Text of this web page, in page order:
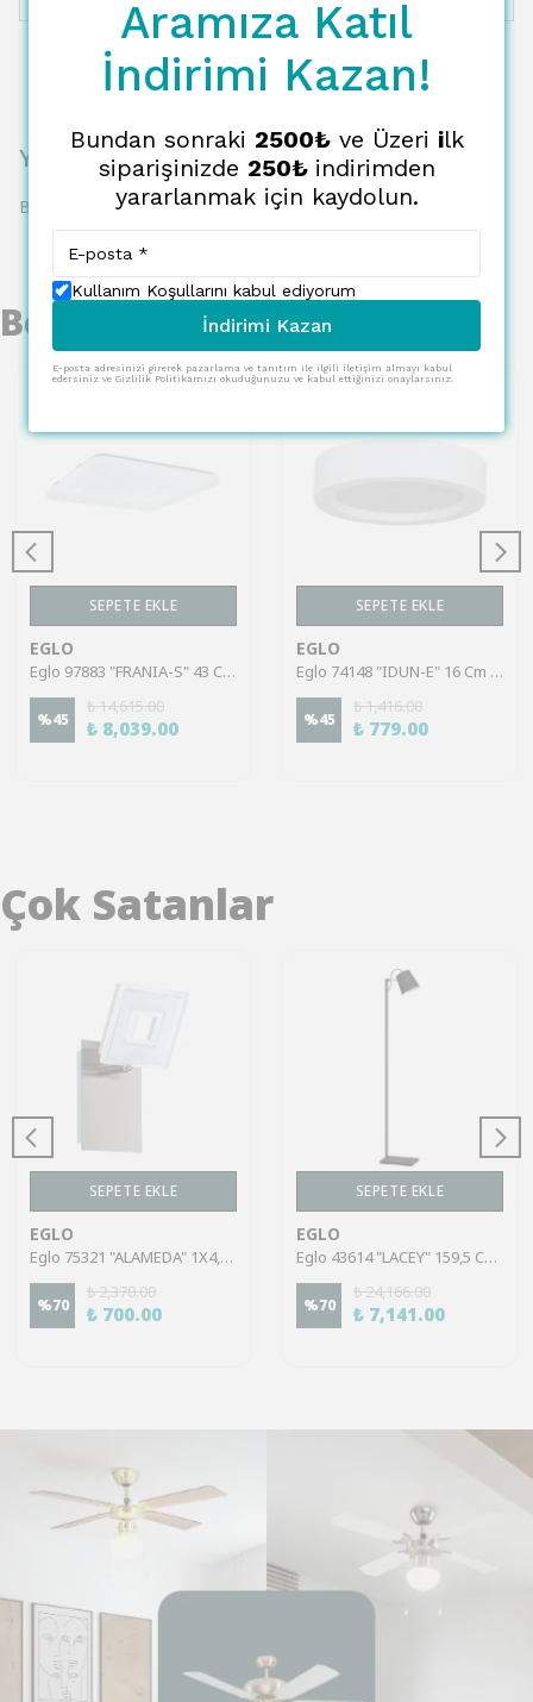
Yorumlar
Bu ürün için henüz yorum yapılmamış.
Benzer Ürünler
SEPETE EKLE
EGLO
Eglo 97883 "FRANIA-S" 43 Cm Uzunluğunda Çelik Beyaz Duvar Tavan Armatürü
%45
₺ 14,615.00
₺ 8,039.00
SEPETE EKLE
EGLO
Eglo 74148 "IDUN-E" 16 Cm Çapında Plastik Beyaz Tavan Armatürü
%45
₺ 1,416.00
₺ 779.00
Çok Satanlar
SEPETE EKLE
EGLO
Eglo 75321 "ALAMEDA" 1X4,5W Çelik Nikel Mat Sıva Üstü Spot
%70
₺ 2,370.00
₺ 700.00
SEPETE EKLE
EGLO
Eglo 43614 "LACEY" 159,5 Cm Yüksekliğinde Çelik, Ahşap Köşe Lambası Lambader
%70
₺ 24,166.00
₺ 7,141.00
Aramıza Katıl
İndirimi Kazan!
Bundan sonraki 2500₺ve Üzeri ilk
siparişinizde 250₺ indirimden
yararlanmak için kaydolun.
Kullanım Koşullarını kabul ediyorum
İndirimi Kazan
E-posta adresinizi girerek pazarlama ve tanıtım ile ilgili iletişim almayı kabul
edersiniz ve Gizlilik Politikamızı okuduğunuzu ve kabul ettiğinizi onaylarsınız.